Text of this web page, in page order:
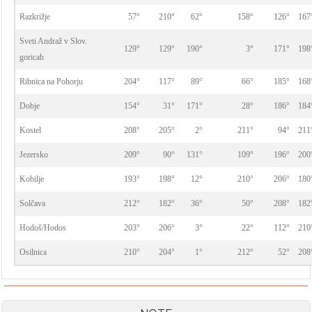
Razkrižje 57° 210° 62° 158° 126°
Sveti Andraž v Slov.
goricah
129° 129° 190° 3° 171°
Ribnica na Pohorju 204° 117° 89° 66° 185°
Dobje 154° 31° 171° 28° 186°
Kostel 208° 205° 2° 211° 94°
Jezersko 209° 90° 131° 109° 196°
Kobilje 193° 198° 12° 210° 206°
Solčava 212° 182° 36° 50° 208°
Hodoš/Hodos 203° 206° 3° 22° 112°
Osilnica 210° 204° 1° 212° 52°